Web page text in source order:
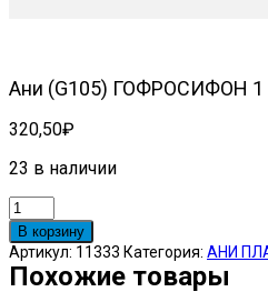
Ани (G105) ГОФРОСИФОН 1
320,50₽
23 в наличии
Количество
товара
Ани
(G105)
ГОФРОСИФОН
В корзину
Артикул: 11333 Категория: АНИ
Похожие товары